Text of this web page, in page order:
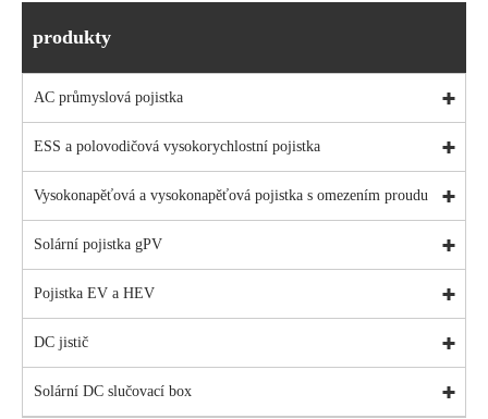
produkty
AC průmyslová pojistka
ESS a polovodičová vysokorychlostní pojistka
Vysokonapěťová a vysokonapěťová pojistka s omezením proudu
Solární pojistka gPV
Pojistka EV a HEV
DC jistič
Solární DC slučovací box